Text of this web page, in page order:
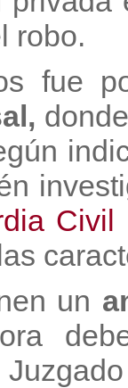
robo.
fue
Civil
un